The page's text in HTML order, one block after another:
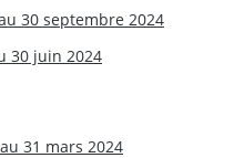
30 septembre 2024
30 juin 2024
31 mars 2024